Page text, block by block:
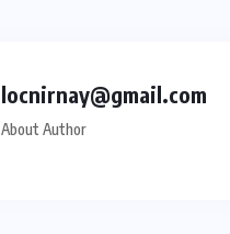
locnirnay@gmail.com
About Author